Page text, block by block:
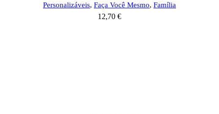
Personalizáveis, Faça Você Mesmo, Família
12,70 €